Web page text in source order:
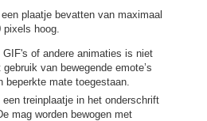
plaatje bevatten van maximaal
hoog.
GIF's of andere animaties is niet
van bewegende emote’s
beperkte mate toegestaan.
een treinplaatje in het onderschrift
mag worden bewogen met